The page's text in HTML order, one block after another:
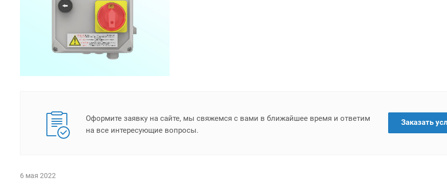
Оформите заявку на сайте, мы свяжемся с вами в ближайшее время и ответим
на все интересующие вопросы.
Заказать
6 мая 2022